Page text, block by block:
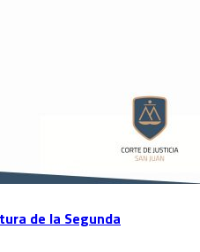
de la Segunda